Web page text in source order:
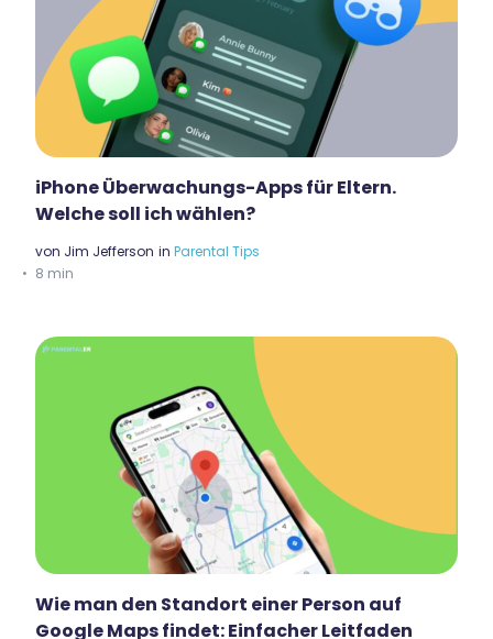
iPhone Überwachungs-Apps für Eltern.
Welche soll ich wählen?
von Jim Jefferson in Parental Tips
8 min
Wie man den Standort einer Person auf
Google Maps findet: Einfacher Leitfaden